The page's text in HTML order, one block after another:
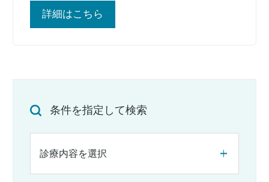
詳細はこちら
条件を指定して検索
診療内容を選択